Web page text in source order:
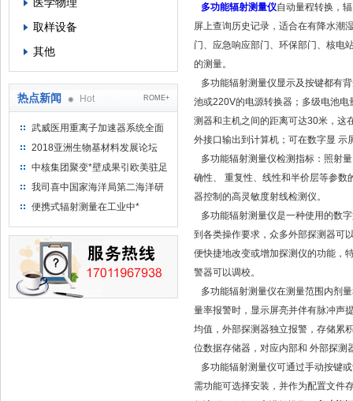
取样设备
其他
热点新闻 Hot ROME+
武威医用重离子加速器系统全面
完成检测报告 临床试验正式启动
2018亚洲生物基材料发展论坛
中核集团聚变*壁成果引欧美驻足
“人造太阳”指日可待
我司喜中国家海洋局第二海洋研
究所采购低本底液体闪烁计数器
便携式辐射测量在工业中*
多功能辐射测量仪自动量程转换，
屏上查询历史记录，适合在有降水潮
门、应急响应部门、环保部门、核电
的测量。
多功能辐射测量仪显示及按键都有
池或220V的电源转换器；多级电池
测器和主机之间的距离可达30米，这
外接口输出到计算机；可在数字显 示
多功能辐射测量仪检测指标：照射
确性、 重复性、线性和半价层等参数
器控制的高灵敏度射线检测仪。
多功能辐射测量仪是一种使用的数
到各类操作要求，众多外部探测器可
便快捷地改变或增加探测仪的功能，
警器可以调校。
多功能辐射测量仪在测量范围内剂
量率报警时，显示屏亮并伴有脉冲声
均值，外部探测器独立报警，存储累
位数据存储器，对应内部和 外部探测
多功能辐射测量仪可通过手动按键
需功能可选择安装，并作为配置文件